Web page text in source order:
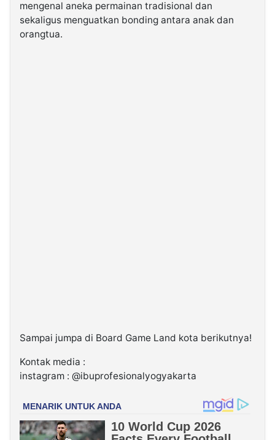
mengenal aneka permainan tradisional dan
sekaligus menguatkan bonding antara anak dan
orangtua.
Sampai jumpa di Board Game Land kota berikutnya!
Kontak media :
instagram : @ibuprofesionalyogyakarta